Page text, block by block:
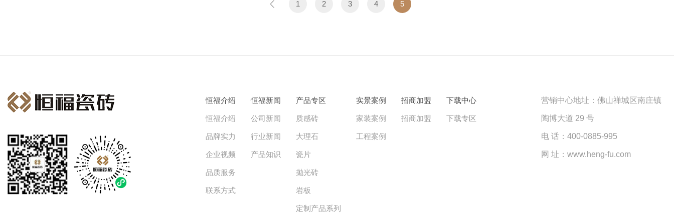
1 2 3 4 5
恒福介绍
恒福介绍
品牌实力
企业视频
品质服务
联系方式
恒福新闻
公司新闻
行业新闻
产品知识
产品专区
质感砖
大理石
瓷片
抛光砖
岩板
定制产品系列
实景案例
家装案例
工程案例
招商加盟
招商加盟
下载中心
下载专区
营销中心地址：佛山禅城区南庄镇
陶博大道 29 号
电 话：400-0885-995
网 址：www.heng-fu.com